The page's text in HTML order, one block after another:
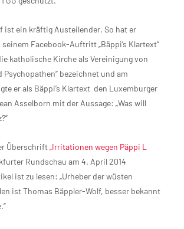
ist ein kräftig Austeilender. So hat er
Facebook-Auftritt „Bäppi’s Klartext“
katholische Kirche als Vereinigung von
bezeichnet und am
er als Bäppi’s Klartext den Luxemburger
Asselborn mit der Aussage: „Was will
Überschrift„Irritationen wegen Päppi L
Rundschau am 4. April 2014
ist zu lesen: „Urheber der wüsten
ist Thomas Bäppler-Wolf, besser bekannt